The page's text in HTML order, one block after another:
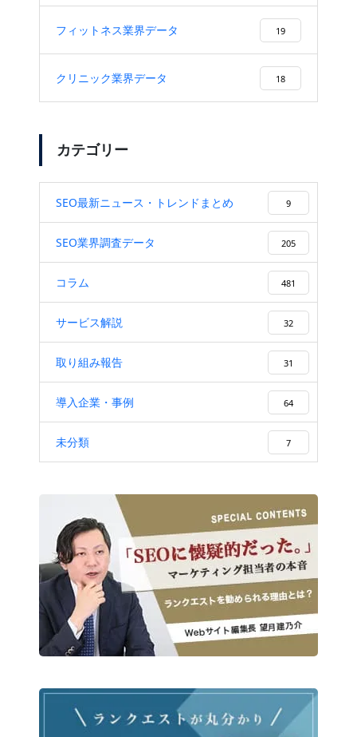
フィットネス業界データ 19
クリニック業界データ 18
カテゴリー
SEO最新ニュース・トレンドまとめ 9
SEO業界調査データ 205
コラム 481
サービス解説 32
取り組み報告 31
導入企業・事例 64
未分類 7